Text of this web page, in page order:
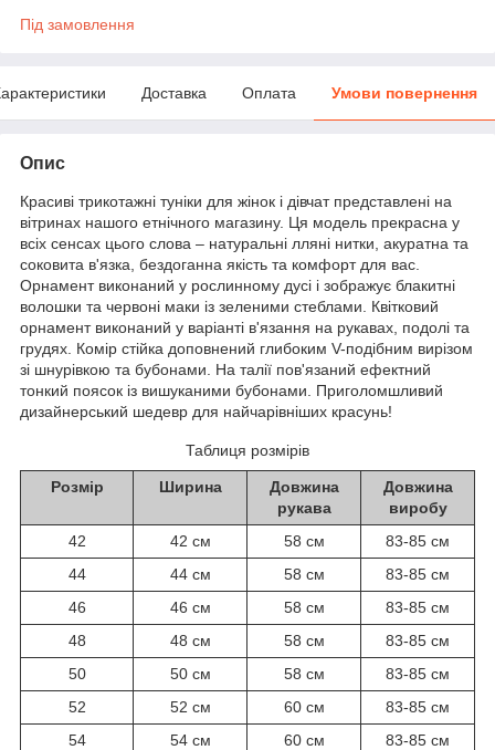
Під замовлення
Доставка Оплата Умови повернення
Опис
Красиві трикотажні туніки для жінок і дівчат представлені на
вітринах нашого етнічного магазину. Ця модель прекрасна у
всіх сенсах цього слова – натуральні лляні нитки, акуратна та
соковита в'язка, бездоганна якість та комфорт для вас.
Орнамент виконаний у рослинному дусі і зображує блакитні
волошки та червоні маки із зеленими стеблами. Квітковий
орнамент виконаний у варіанті в'язання на рукавах, подолі та
грудях. Комір стійка доповнений глибоким V-подібним вирізом
зі шнурівкою та бубонами. На талії пов'язаний ефектний
тонкий поясок із вишуканими бубонами. Приголомшливий
дизайнерський шедевр для найчарівніших красунь!
Таблиця розмірів
Розмір Ширина
Довжина
рукава
Довжина
виробу
42
42 см 58 см
83-85 см
44
44 см 58 см
83-85 см
46
46 см 58 см
83-85 см
48
48 см 58 см
83-85 см
50
50 см 58 см
83-85 см
52
52 см 60 см
83-85 см
54
54 см 60 см 83-85 см